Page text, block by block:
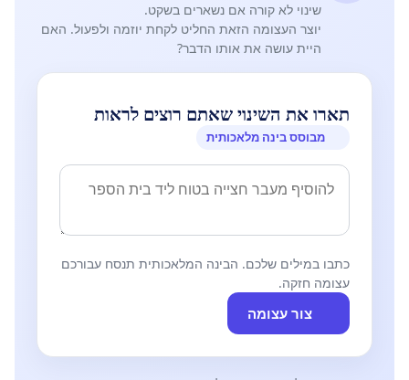
שינוי לא קורה אם נשארים בשקט.
יוצר העצומה הזאת החליט לקחת יוזמה ולפעול. האם
היית עושה את אותו הדבר?
תארו את השינוי שאתם רוצים לראות
מבוסס בינה מלאכותית
כתבו במילים שלכם. הבינה המלאכותית תנסח עבורכם
עצומה חזקה.
צור עצומה